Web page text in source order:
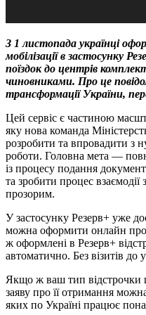
З 1 листопада українці
мобілізації в застосунку
поїздок до центрів
чиновниками. Про це
трансформації України,
Цей сервіс є частиною
яку нова команда
розробити та впровадити з
роботи. Головна мета —
із процесу подання
та зробити процес
прозорим.
У застосунку Резерв+ уже
можна оформити онлайн
ж оформлені в Резерв+
автоматично. Без візитів до
Якщо ж ваш тип відстрочки
заяву про її отримання
яких по Україні працює